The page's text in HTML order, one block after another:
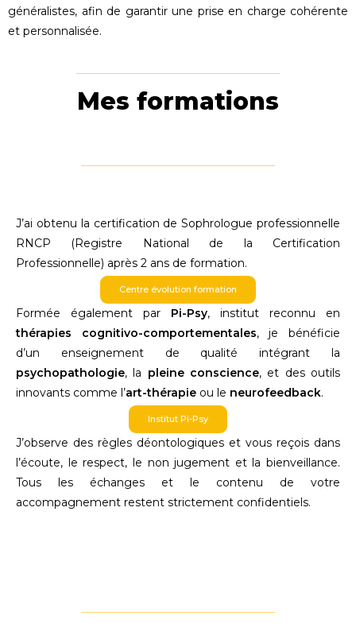
généralistes, afin de garantir une prise en charge cohérente
et personnalisée.
Mes formations
J’ai obtenu la certification de Sophrologue professionnelle
RNCP (Registre National de la Certification
Professionnelle) après 2 ans de formation.
Centre évolution formation
Formée également par Pi-Psy, institut reconnu en
thérapies cognitivo-comportementales, je bénéficie
d’un enseignement de qualité intégrant la
psychopathologie, la pleine conscience, et des outils
innovants comme l’art-thérapie ou le neurofeedback.
Institut Pi-Psy
J’observe des règles déontologiques et vous reçois dans
l’écoute, le respect, le non jugement et la bienveillance.
Tous les échanges et le contenu de votre
accompagnement restent strictement confidentiels.